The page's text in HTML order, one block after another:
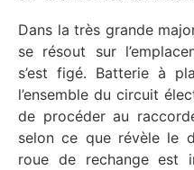
Dans la très grande
se résout sur
s’est figé. Batterie à
l’ensemble du circuit
de procéder au
selon ce que révèle le
roue de rechange est